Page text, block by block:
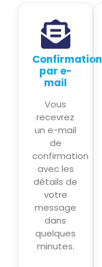
Confirmation
par e-
mail
Vous
recevrez
un e-mail
de
confirmation
avec les
détails de
votre
message
dans
quelques
minutes.